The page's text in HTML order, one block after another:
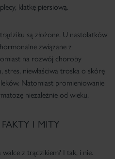
klatkę piersiową.
są złożone. U nastolatków
związane z
na rozwój choroby
stres, niewłaściwa troska o skórę
Natomiast promieniowanie
niezależnie od wieku.
I MITY
z trądzikiem? I tak, i nie.